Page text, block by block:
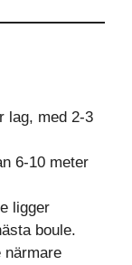
lag, med 2-3
6-10 meter
ligger
boule.
närmare